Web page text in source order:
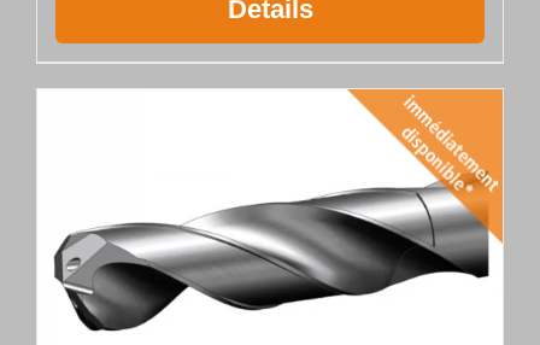
Details